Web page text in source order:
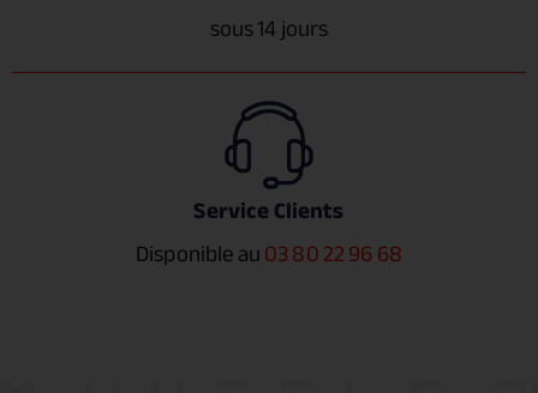
sous 14 jours
Service Clients
Disponible au03 80 22 96 68